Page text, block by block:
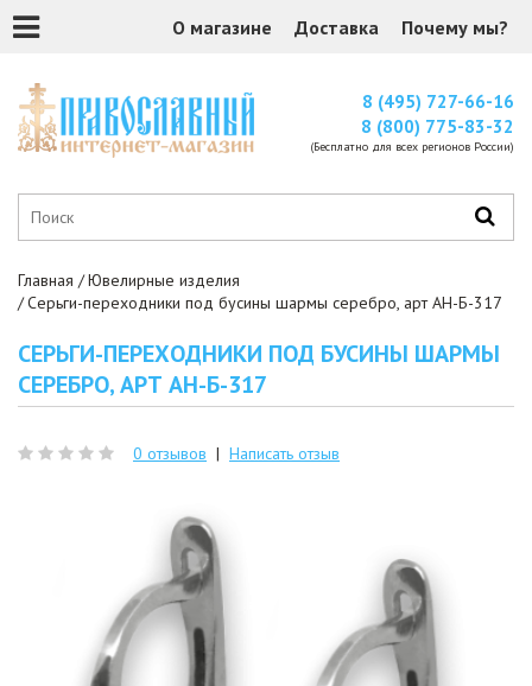
О магазине Доставка Почему мы?
8 (495) 727-66-16
8 (800) 775-83-32
(Бесплатно для всех регионов России)
Главная
Ювелирные изделия
Серьги-переходники под бусины шармы серебро, арт АН-Б-317
СЕРЬГИ-ПЕРЕХОДНИКИ ПОД БУСИНЫ ШАРМЫ
СЕРЕБРО, АРТ АН-Б-317
0 отзывов | Написать отзыв